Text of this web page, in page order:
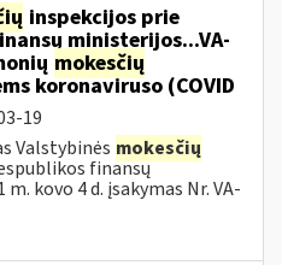
inspekcijos prie
ministerijos...VA-
mokesčių
koronaviruso (COVID
19
Valstybinės mokesčių
finansų
kovo 4 d. įsakymas Nr. VA-